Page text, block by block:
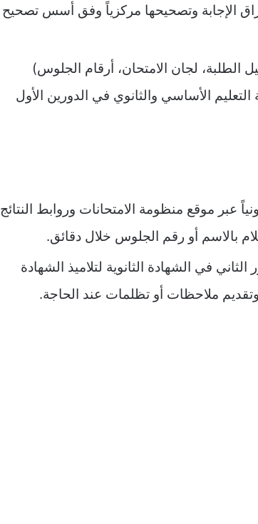
الإجابة وتصحيحها مركزياً وفق أسس تصحيح
الطلبة، لجان الامتحان، أرقام الجلوس)
الأساسي والثانوي في الدورين الأول
عبر موقع منظومة الامتحانات وروابط النتائج
بالاسم أو رقم الجلوس خلال دقائق.​
في الشهادة الثانوية لتلاميذ الشهادة
ملاحظات أو تظلمات عند الحاجة.​